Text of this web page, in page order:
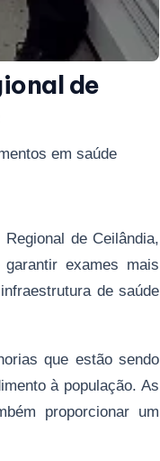
de
em saúde
de Ceilândia,
exames mais
de saúde
que estão sendo
à população. As
proporcionar um